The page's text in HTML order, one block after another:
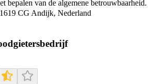
bepalen van de algemene betrouwbaarheid.
CG Andijk, Nederland